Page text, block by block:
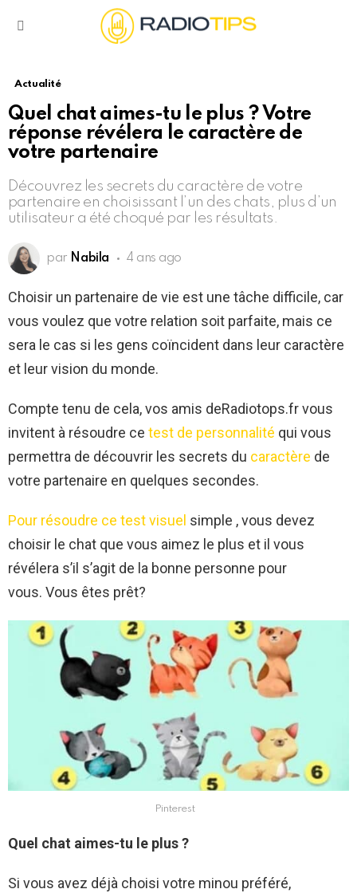
Actualité
Quel chat aimes-tu le plus ? Votre
réponse révélera le caractère de
votre partenaire
Découvrez les secrets du caractère de votre
partenaire en choisissant l’un des chats, plus d’un
utilisateur a été choqué par les résultats.
par Nabila 4 ans ago
Choisir un partenaire de vie est une tâche difficile, car
vous voulez que votre relation soit parfaite, mais ce
sera le cas si les gens coïncident dans leur caractère
et leur vision du monde.
Compte tenu de cela, vos amis deRadiotops.frvous
invitent à résoudre ce test de personnalité qui vous
permettra de découvrir les secrets du caractère de
votre partenaire en quelques secondes.
Pour résoudre ce test visuel simple , vous devez
choisir le chat que vous aimez le plus et il vous
révélera s’il s’agit de la bonne personne pour
vous. Vous êtes prêt?
Pinterest
Quel chat aimes-tu le plus ?
Si vous avez déjà choisi votre minou préféré,